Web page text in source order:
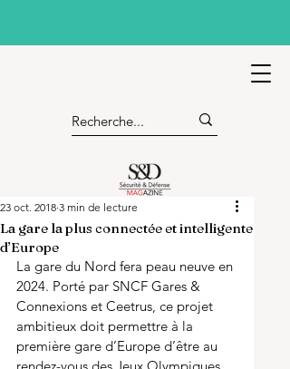
La gare la plus connectée et intelligente
d’Europe
23 oct. 2018 3 min de lecture
La gare du Nord fera peau neuve en
2024. Porté par SNCF Gares &
Connexions et Ceetrus, ce projet
ambitieux doit permettre à la
première gare d’Europe d’être au